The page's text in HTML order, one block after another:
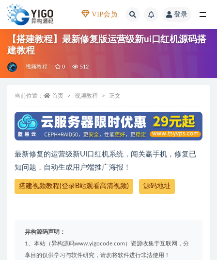
VIP会员 登录
【搭建教程】最新修复版运营级新ui口红机源码搭
建教程
视频教程 0 512
当前位置： 首页 视频教程 正文
最新修复的运营级新UI口红机系统，闯关赢手机，修复已
知问题，自动生成用户端推广海报！
搭建视频教程(登录B站观看高清视频) 源码地址
异构源码声明：
1、本站（异构源码www.yigocode.com）资源收集于互联网，分
享目的仅供学习与软件研究，请勿将软件进行非法使用！
全部